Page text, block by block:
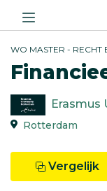
WO MASTER - RECHT
Rotterdam
Vergelijk